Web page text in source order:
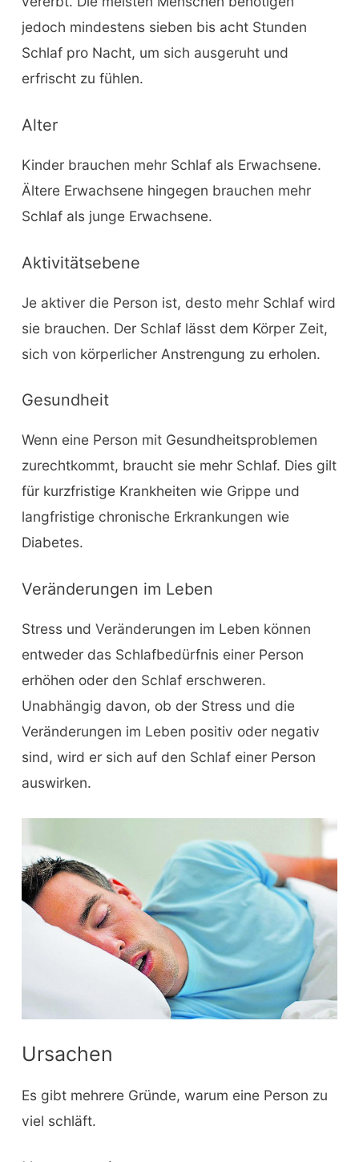
jedoch mindestens sieben bis acht Stunden
Schlaf pro Nacht, um sich ausgeruht und
erfrischt zu fühlen.
Alter
Kinder brauchen mehr Schlaf als Erwachsene.
Ältere Erwachsene hingegen brauchen mehr
Schlaf als junge Erwachsene.
Aktivitätsebene
Je aktiver die Person ist, desto mehr Schlaf wird
sie brauchen. Der Schlaf lässt dem Körper Zeit,
sich von körperlicher Anstrengung zu erholen.
Gesundheit
Wenn eine Person mit Gesundheitsproblemen
zurechtkommt, braucht sie mehr Schlaf. Dies gilt
für kurzfristige Krankheiten wie Grippe und
langfristige chronische Erkrankungen wie
Diabetes.
Veränderungen im Leben
Stress und Veränderungen im Leben können
entweder das Schlafbedürfnis einer Person
erhöhen oder den Schlaf erschweren.
Unabhängig davon, ob der Stress und die
Veränderungen im Leben positiv oder negativ
sind, wird er sich auf den Schlaf einer Person
auswirken.
Ursachen
Es gibt mehrere Gründe, warum eine Person zu
viel schläft.